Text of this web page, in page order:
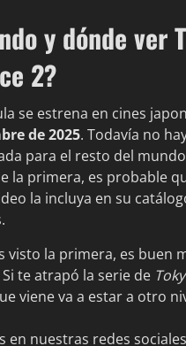
y dónde ver
2?
se estrena en cines
de 2025. Todavía no
para el resto del
la primera, es probable
la incluya en su
visto la primera, es buen
te atrapó la serie de
viene va a estar a otro
en nuestras redes